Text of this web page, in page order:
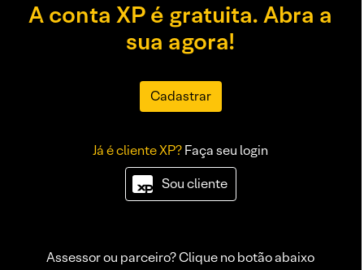
A conta XP é gratuita. Abra a
sua agora!
Cadastrar
Já é cliente XP?Faça seu login
Sou cliente
Assessor ou parceiro? Clique no botão abaixo